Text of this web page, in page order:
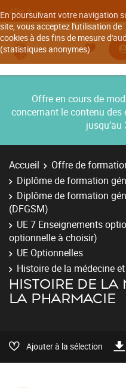
En poursuivant votre navigation
site, vous acceptez l'utilisation de
cookies à des fins de mesure
(statistiques anonymes).
Aller à
Offre en cours de
concernant le contenu des
Accueil
Offre de
Diplôme de formation
Diplôme de formation
(DFGSM)
UE 7 Enseignements
optionnelle à choisir)
UE Optionnelles
Histoire de la médecine
HISTOIRE DE LA
LA PHARMACIE
Ajouter à la sélection